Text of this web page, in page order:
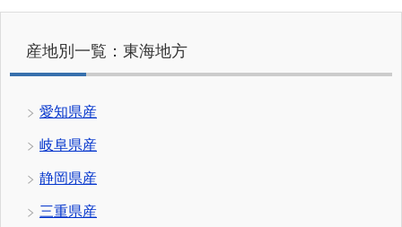
産地別一覧：東海地方
愛知県産
岐阜県産
静岡県産
三重県産